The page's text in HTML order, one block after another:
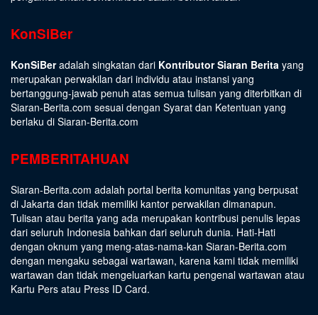
KonSiBer
KonSiBeradalah singkatan dari Kontributor Siaran Berita yang
merupakan perwakilan dari individu atau instansi yang
bertanggung-jawab penuh atas semua tulisan yang diterbitkan di
Siaran-Berita.com sesuai dengan Syarat dan Ketentuan yang
berlaku di Siaran-Berita.com
PEMBERITAHUAN
Siaran-Berita.com adalah portal berita komunitas yang berpusat
di Jakarta dan tidak memiliki kantor perwakilan dimanapun.
Tulisan atau berita yang ada merupakan kontribusi penulis lepas
dari seluruh Indonesia bahkan dari seluruh dunia. Hati-Hati
dengan oknum yang meng-atas-nama-kan Siaran-Berita.com
dengan mengaku sebagai wartawan, karena kami tidak memiliki
wartawan dan tidak mengeluarkan kartu pengenal wartawan atau
Kartu Pers atau Press ID Card.